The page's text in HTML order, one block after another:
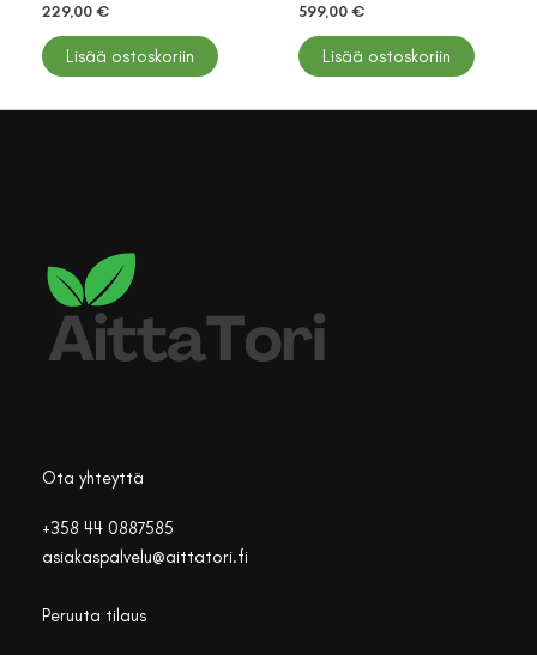
229,00 €
Lisää ostoskoriin
599,00 €
Lisää ostoskoriin
Ota yhteyttä
+358 44 0887585
asiakaspalvelu@aittatori.fi
Peruuta tilaus